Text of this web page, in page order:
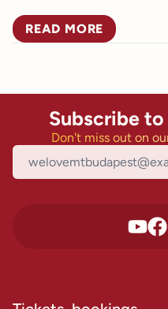
READ MORE
Don't miss out on
Subscribe